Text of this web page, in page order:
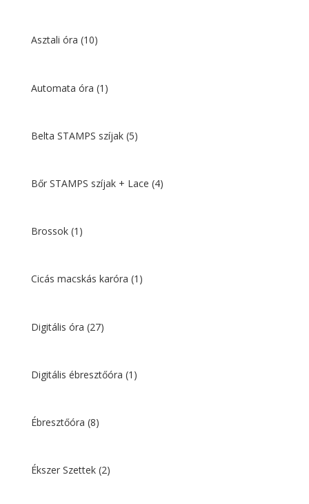
Asztali óra (10)
Automata óra (1)
Belta STAMPS szíjak (5)
Bőr STAMPS szíjak + Lace (4)
Brossok (1)
Cicás macskás karóra (1)
Digitális óra (27)
Digitális ébresztőóra (1)
Ébresztőóra (8)
Ékszer Szettek (2)